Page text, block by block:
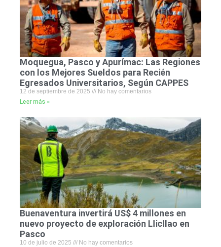
Moquegua, Pasco y Apurímac: Las Regiones
con los Mejores Sueldos para Recién
Egresados Universitarios, Según CAPPES
12 de septiembre de 2025
No hay comentarios
Leer más »
Buenaventura invertirá US$ 4 millones en
nuevo proyecto de exploración Llicllao en
Pasco
10 de julio de 2025
No hay comentarios